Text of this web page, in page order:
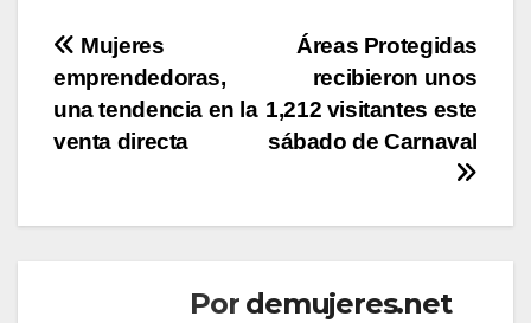
Navegación
de
entradas
Áreas Protegidas
recibieron unos
1,212 visitantes este
sábado de Carnaval
Mujeres
emprendedoras,
una tendencia en la
venta directa
Por demujeres.net